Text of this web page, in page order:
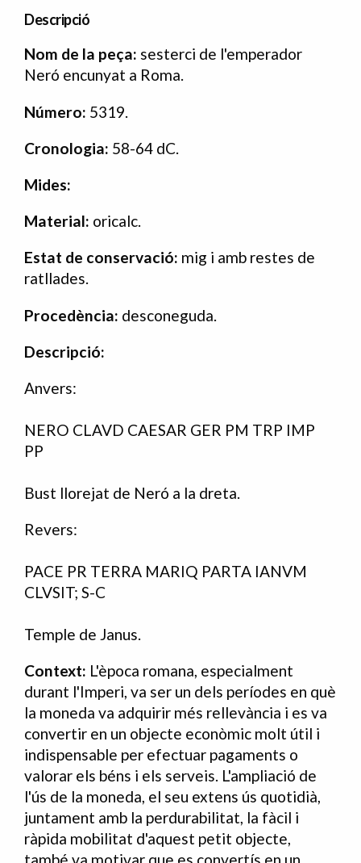
Descripció
Nom de la peça: sesterci de l'emperador
Neró encunyat a Roma.
Número: 5319.
Cronologia: 58-64 dC.
Mides:
Material: oricalc.
Estat de conservació: mig i amb restes de
ratllades.
Procedència: desconeguda.
Descripció:
Anvers:
NERO CLAVD CAESAR GER PM TRP IMP
PP
Bust llorejat de Neró a la dreta.
Revers:
PACE PR TERRA MARIQ PARTA IANVM
CLVSIT; S-C
Temple de Janus.
Context: L'època romana, especialment
durant l'Imperi, va ser un dels períodes en què
la moneda va adquirir més rellevància i es va
convertir en un objecte econòmic molt útil i
indispensable per efectuar pagaments o
valorar els béns i els serveis. L'ampliació de
l'ús de la moneda, el seu extens ús quotidià,
juntament amb la perdurabilitat, la fàcil i
ràpida mobilitat d'aquest petit objecte,